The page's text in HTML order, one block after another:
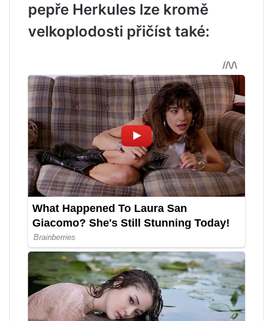
pepře Herkules lze kromě
velkoplodosti přičíst také: